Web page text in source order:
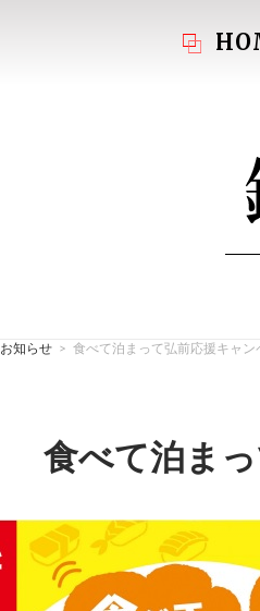
お知らせ > 食べて泊まって弘前応援キャン
食べて泊ま